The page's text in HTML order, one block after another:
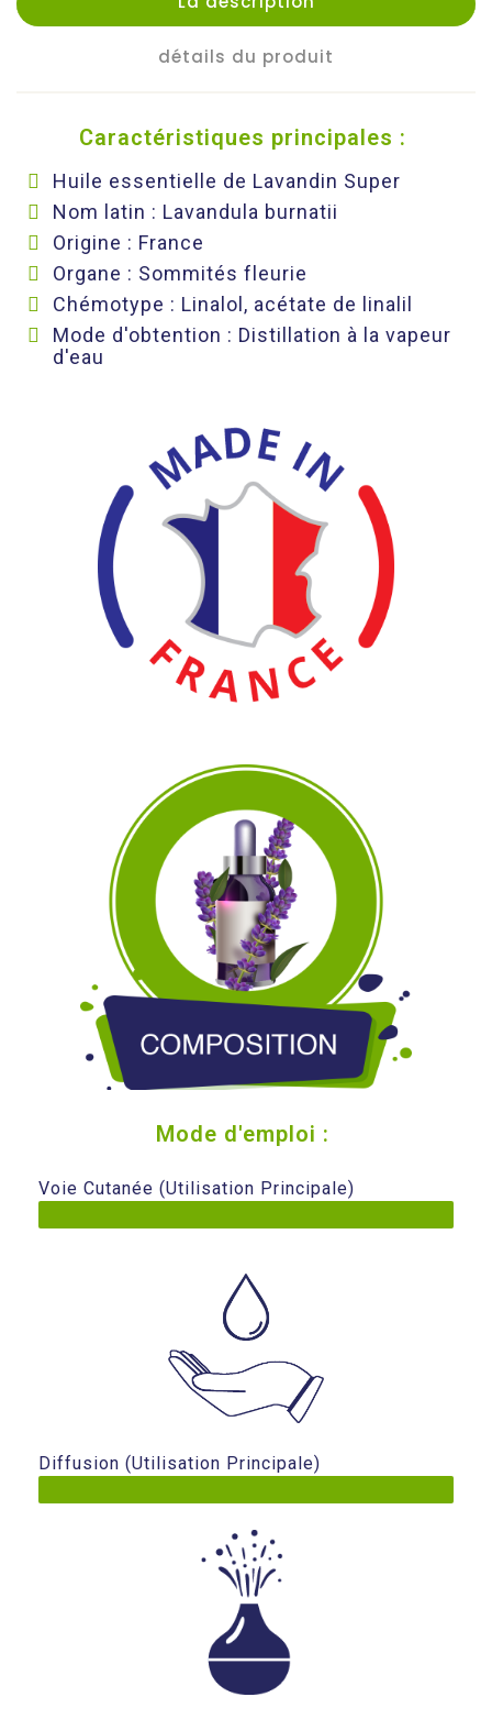
détails du produit
Caractéristiques principales : ️
Huile essentielle de Lavandin Super
Nom latin : Lavandula burnatii
Origine : France
Organe : Sommités fleurie
Chémotype : Linalol, acétate de linalil
Mode d'obtention : Distillation à la vapeur
d'eau
Mode d'emploi : ️
Voie Cutanée (utilisation Principale)
Diffusion (utilisation Principale)